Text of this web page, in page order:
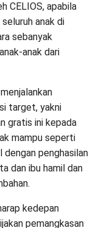
CELIOS, apabila
anak di
sebanyak
anak dari
target, yakni
gratis ini kepada
mampu seperti
penghasilan
dan ibu hamil dan
kedepan
pemangkasan